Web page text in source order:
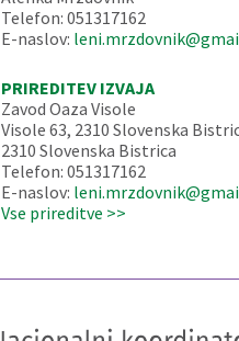
Telefon: 051317162
E-naslov:
PRIREDITEV IZVAJA
Zavod Oaza Visole
Visole 63, 2310 Slovenska
2310 Slovenska Bistrica
Telefon: 051317162
E-naslov:
Vse prireditve >>